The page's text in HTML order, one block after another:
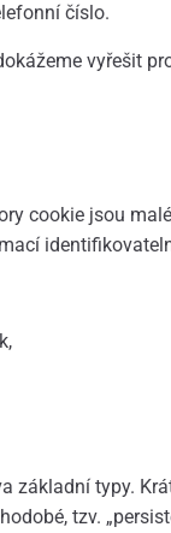
číslo.
vyřešit
cookie jsou
typy.
tzv.